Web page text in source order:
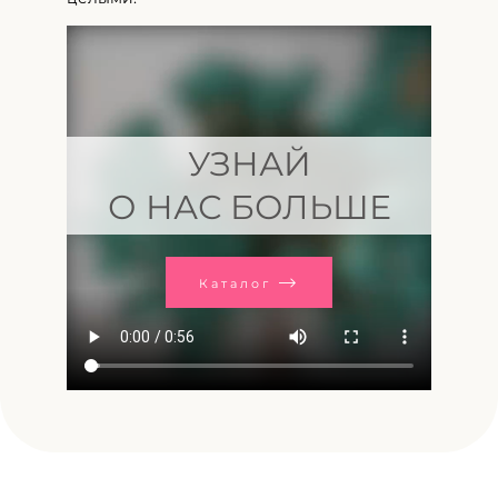
УЗНАЙ
О НАС БОЛЬШЕ
Каталог